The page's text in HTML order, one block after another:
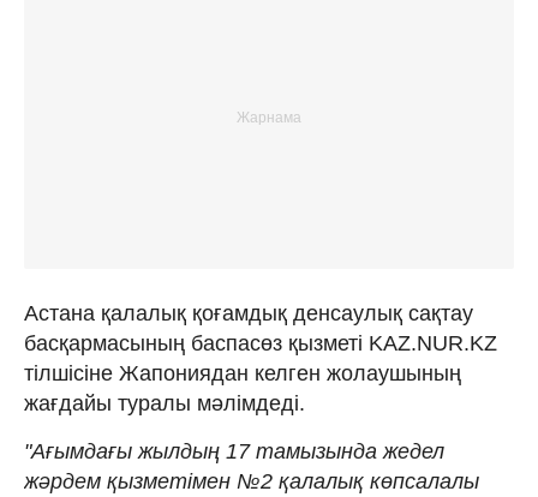
Астана қалалық қоғамдық денсаулық сақтау
басқармасының баспасөз қызметі KAZ.NUR.KZ
тілшісіне Жапониядан келген жолаушының
жағдайы туралы мәлімдеді.
"Ағымдағы жылдың 17 тамызында жедел
жәрдем қызметімен №2 қалалық көпсалалы